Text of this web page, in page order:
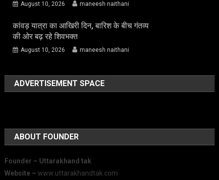
August 10, 2026 maneesh naithani
कांवड़ यात्रा का आखिरी दिन, बारिश के बीच गंतव्य
की ओर बढ़ रहे शिवभक्त
August 10, 2026 maneesh naithani
ADVERTISEMENT SPACE
ABOUT FOUNDER
Founder – Uttarakhand tak
Website – www.uttarakhandtak.com